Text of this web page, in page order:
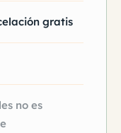
gratis
no es